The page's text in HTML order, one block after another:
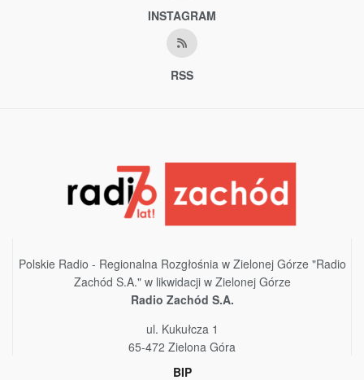
INSTAGRAM
RSS
Polskie Radio - Regionalna Rozgłośnia w Zielonej Górze "Radio
Zachód S.A." w likwidacji w Zielonej Górze
Radio Zachód S.A.
ul. Kukułcza 1
65-472 Zielona Góra
BIP